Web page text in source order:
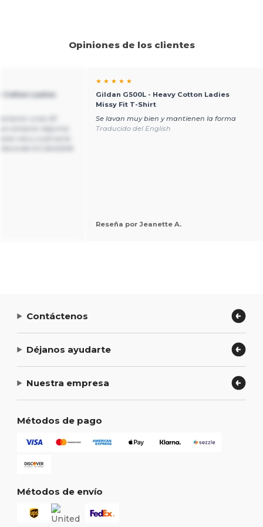
Opiniones de los clientes
Cotton Ladies
★ ★ ★ ★ ★
Gildan G500L - Heavy Cotton Ladies
Missy Fit T-Shirt
Se lavan muy bien y mantienen la forma
Traducido del English
Reseña por Jeanette A.
Contáctenos
Déjanos ayudarte
Nuestra empresa
Métodos de pago
Métodos de envío